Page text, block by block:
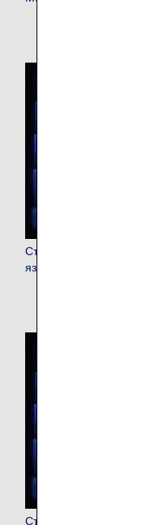
Статус рейса
языке)
Статус рейса